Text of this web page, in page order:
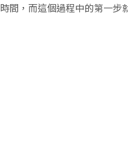
間，而這個過程中的第一步